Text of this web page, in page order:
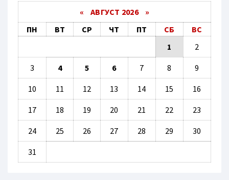
« АВГУСТ 2026 »
ПН
ВТ СР ЧТ ПТ СБ
ВС
1
2
3 4 5 6 7 8 9
10 11 12 13 14 15 16
17 18 19 20 21 22 23
24 25 26 27 28 29 30
31